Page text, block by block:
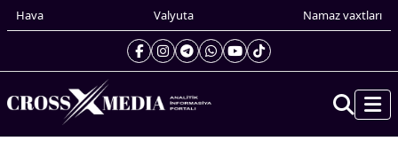
Hava Valyuta Namaz vaxtları